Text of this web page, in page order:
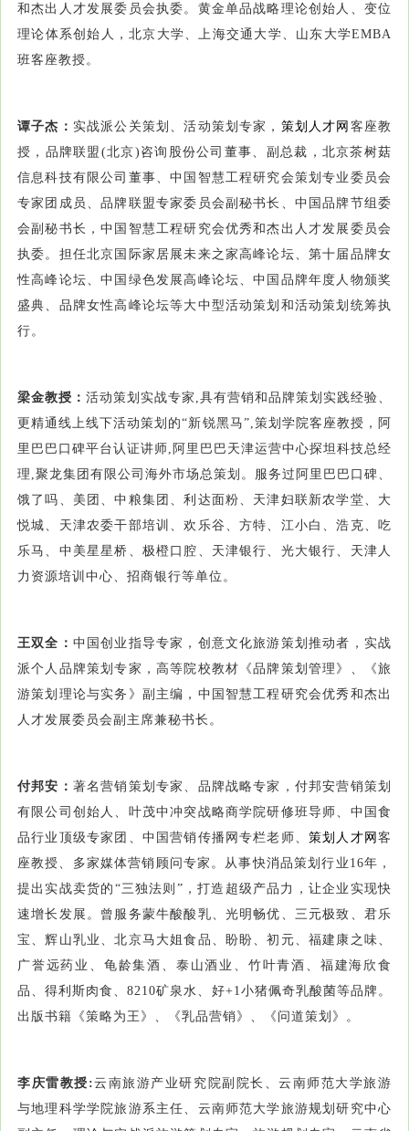
和杰出人才发展委员会执委。黄金单品战略理论创始人、变位
理论体系创始人，北京大学、上海交通大学、山东大学EMBA
班客座教授。
谭子杰： 实战派公关策划、活动策划专家， 策划人才网 客座教
授，品牌联盟(北京)咨询股份公司董事、副总裁，北京茶树菇
信息科技有限公司董事、中国智慧工程研究会策划专业委员会
专家团成员、品牌联盟专家委员会副秘书长、中国品牌节组委
会副秘书长，中国智慧工程研究会优秀和杰出人才发展委员会
执委。担任北京国际家居展未来之家高峰论坛、第十届品牌女
性高峰论坛、中国绿色发展高峰论坛、中国品牌年度人物颁奖
盛典、品牌女性高峰论坛等大中型活动策划和活动策划统筹执
行。
梁金教授： 活动策划实战专家,具有营销和品牌策划实践经验、
更精通线上线下活动策划的“新锐黑马”,策划学院客座教授，阿
里巴巴口碑平台认证讲师,阿里巴巴天津运营中心探坦科技总经
理,聚龙集团有限公司海外市场总策划。服务过阿里巴巴口碑、
饿了吗、美团、中粮集团、利达面粉、天津妇联新农学堂、大
悦城、天津农委干部培训、欢乐谷、方特、江小白、浩克、吃
乐马、中美星星桥、极橙口腔、天津银行、光大银行、天津人
力资源培训中心、招商银行等单位。
王双全： 中国创业指导专家，创意文化旅游策划推动者，实战
派个人品牌策划专家，高等院校教材《品牌策划管理》、《旅
游策划理论与实务》副主编，中国智慧工程研究会优秀和杰出
人才发展委员会副主席兼秘书长。
付邦安： 著名营销策划专家、品牌战略专家，付邦安营销策划
有限公司创始人、叶茂中冲突战略商学院研修班导师、中国食
品行业顶级专家团、中国营销传播网专栏老师、策划人才网客
座教授、多家媒体营销顾问专家。从事快消品策划行业16年，
提出实战卖货的“三独法则”，打造超级产品力，让企业实现快
速增长发展。曾服务蒙牛酸酸乳、光明畅优、三元极致、君乐
宝、辉山乳业、北京马大姐食品、盼盼、初元、福建康之味、
广誉远药业、龟龄集酒、泰山酒业、竹叶青酒、福建海欣食
品、得利斯肉食、8210矿泉水、好+1小猪佩奇乳酸菌等品牌。
出版书籍《策略为王》、《乳品营销》、《问道策划》。
李庆雷教授:云南旅游产业研究院副院长、云南师范大学旅游
与地理科学学院旅游系主任、云南师范大学旅游规划研究中心